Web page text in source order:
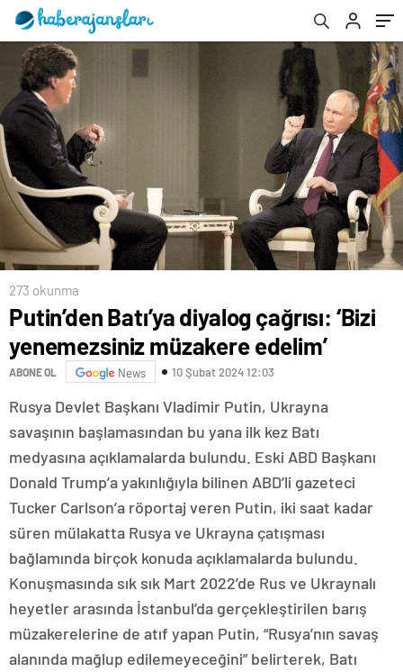
273 okunma
Putin’den Batı’ya diyalog çağrısı: ‘Bizi
yenemezsiniz müzakere edelim’
ABONE OL News 10 Şubat 2024 12:03
Rusya Devlet Başkanı Vladimir Putin, Ukrayna
savaşının başlamasından bu yana ilk kez Batı
medyasına açıklamalarda bulundu. Eski ABD Başkanı
Donald Trump’a yakınlığıyla bilinen ABD’li gazeteci
Tucker Carlson’a röportaj veren Putin, iki saat kadar
süren mülakatta Rusya ve Ukrayna çatışması
bağlamında birçok konuda açıklamalarda bulundu.
Konuşmasında sık sık Mart 2022’de Rus ve Ukraynalı
heyetler arasında İstanbul’da gerçekleştirilen barış
müzakerelerine de atıf yapan Putin, “Rusya’nın savaş
alanında mağlup edilemeyeceğini” belirterek, Batı